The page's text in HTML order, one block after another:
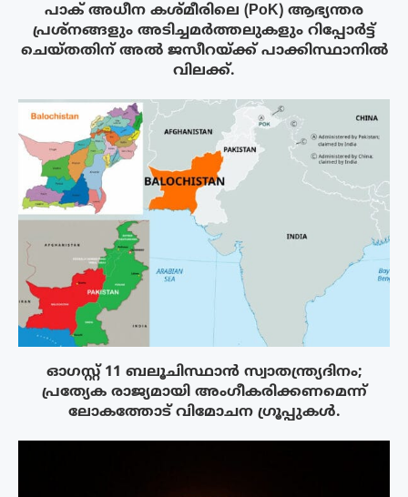
പാക് അധീന കശ്മീരിലെ (PoK) ആഭ്യന്തര
പ്രശ്നങ്ങളും അടിച്ചമർത്തലുകളും റിപ്പോർട്ട്
ചെയ്തതിന് അൽ ജസീറയ്‌ക്ക് പാക്കിസ്ഥാനിൽ
വിലക്ക്.
ഓഗസ്റ്റ് 11 ബലൂചിസ്ഥാൻ സ്വാതന്ത്ര്യദിനം;
പ്രത്യേക രാജ്യമായി അംഗീകരിക്കണമെന്ന്
ലോകത്തോട് വിമോചന ഗ്രൂപ്പുകൾ.